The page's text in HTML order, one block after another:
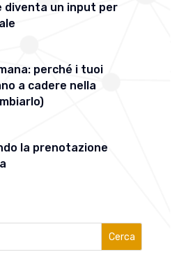
diventa un input per
perché i tuoi
a cadere nella
la prenotazione
Cerca